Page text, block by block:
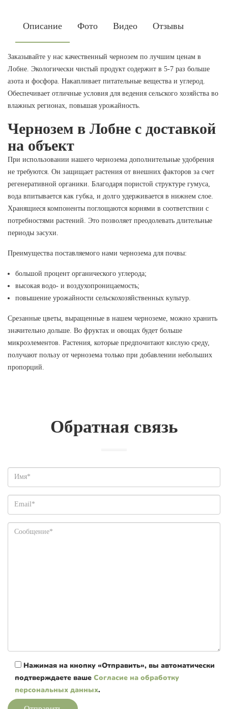
Описание Фото Видео Отзывы
Заказывайте у нас качественный чернозем по лучшим ценам в
Лобне. Экологически чистый продукт содержит в 5-7 раз больше
азота и фосфора. Накапливает питательные вещества и углерод.
Обеспечивает отличные условия для ведения сельского хозяйства во
влажных регионах, повышая урожайность.
Чернозем в Лобне с доставкой
на объект
При использовании нашего чернозема дополнительные удобрения
не требуются. Он защищает растения от внешних факторов за счет
регенеративной органики. Благодаря пористой структуре гумуса,
вода впитывается как губка, и долго удерживается в нижнем слое.
Хранящиеся компоненты поглощаются корнями в соответствии с
потребностями растений. Это позволяет преодолевать длительные
периоды засухи.
Преимущества поставляемого нами чернозема для почвы:
большой процент органического углерода;
высокая водо- и воздухопроницаемость;
повышение урожайности сельскохозяйственных культур.
Срезанные цветы, выращенные в нашем черноземе, можно хранить
значительно дольше. Во фруктах и овощах будет больше
микроэлементов. Растения, которые предпочитают кислую среду,
получают пользу от чернозема только при добавлении небольших
пропорций.
Обратная связь
Нажимая на кнопку «Отправить», вы автоматически
подтверждаете ваше Согласие на обработку
персональных данных.